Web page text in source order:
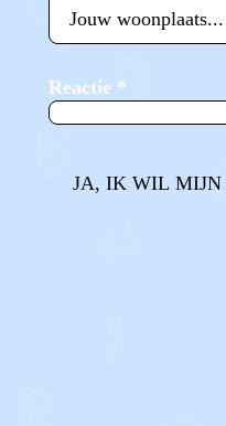
Reactie *
JA, IK WIL MIJN